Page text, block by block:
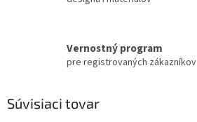
Vernostný program
pre registrovaných zákazníkov
Súvisiaci tovar